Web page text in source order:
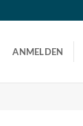
ANMELDEN